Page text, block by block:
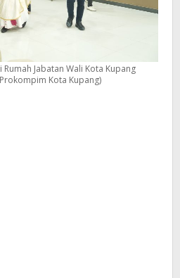
Jabatan Wali Kota Kupang
Kota Kupang)